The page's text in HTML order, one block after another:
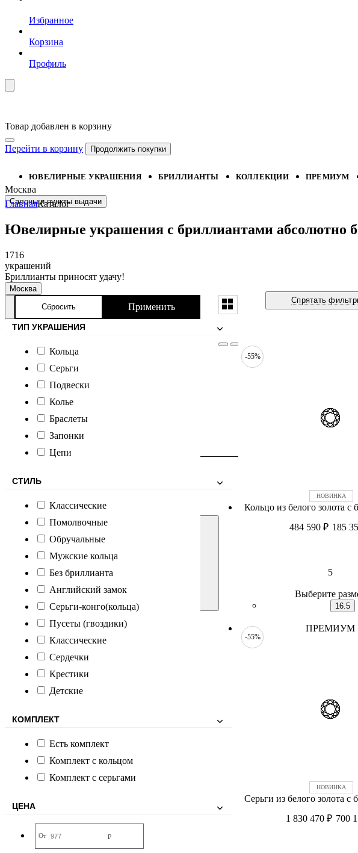
Избранное
Корзина
Профиль
Москва
Салоны и пункты выдачи
8 800 333 67 37
Обратный звонок
Товар добавлен в корзину
Перейти в корзину Продолжить покупки
ЮВЕЛИРНЫЕ УКРАШЕНИЯ БРИЛЛИАНТЫ КОЛЛЕКЦИИ ПРЕМИУМ
ГлавнаяКаталог
Ювелирные украшения с бриллиантами абсолютно
1716
украшений
Бриллианты приносят удачу!
Москва
Сбросить Применить
ТИП УКРАШЕНИЯ
Кольца
Серьги
Подвески
Колье
Браслеты
Запонки
Цепи
СТИЛЬ
Классические
Помолвочные
Обручальные
Мужские кольца
Без бриллианта
Английский замок
Серьги-конго(кольца)
Пусеты (гвоздики)
Классические
Сердечки
Крестики
Детские
КОМПЛЕКТ
Есть комплект
Комплект с кольцом
Комплект с серьгами
ЦЕНА
От ₽
Спрятать
-55%
Кольцо из белого золота c
484 590 ₽ 185
5
Выберите
16.5
-55%
ПРЕМИУМ
Серьги из белого золота c
1 830 470 ₽ 700